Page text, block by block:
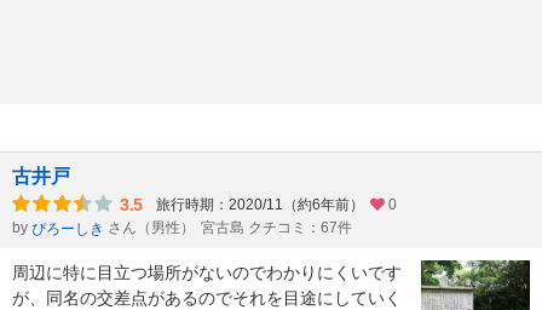
古井戸
3.5 旅行時期：2020/11（約6年前）
0
by ぴろーしき さん（男性） 宮古島 クチコミ：67件
周辺に特に目立つ場所がないのでわかりにくいです
が、同名の交差点があるのでそれを目途にしていく